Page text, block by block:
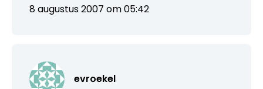
8 augustus 2007 om 05:42
evroekel